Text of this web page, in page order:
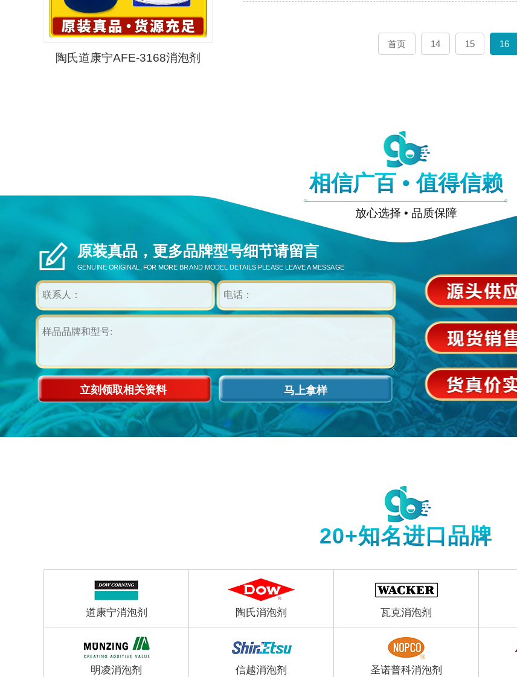
陶氏道康宁AFE-3168消泡剂
首页 14 15 16
相信广百 • 值得信赖
放心选择 • 品质保障
原装真品，更多品牌型号细节请留言
GENUINE ORIGINAL, FOR MORE BRAND MODEL DETAILS PLEASE LEAVE A MESSAGE
马上拿样
20+知名进口品牌
道康宁消泡剂 陶氏消泡剂 瓦克消泡剂
明凌消泡剂 信越消泡剂 圣诺普科消泡剂